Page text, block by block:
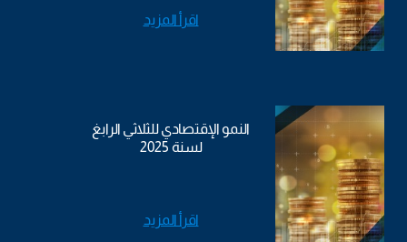
اقرأ المزيد
النمو الإقتصادي للثلاثي الرابغ
لسنة 2025
اقرأ المزيد